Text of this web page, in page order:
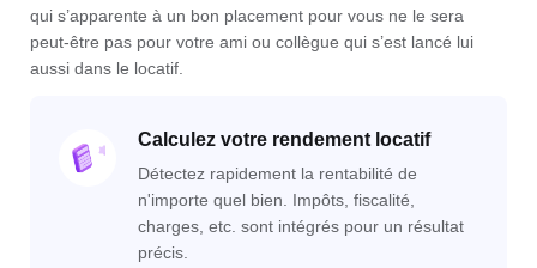
qui s’apparente à un bon placement pour vous ne le sera
peut-être pas pour votre ami ou collègue qui s’est lancé lui
aussi dans le locatif.
Calculez votre rendement locatif
Détectez rapidement la rentabilité de
n'importe quel bien. Impôts, fiscalité,
charges, etc. sont intégrés pour un résultat
précis.